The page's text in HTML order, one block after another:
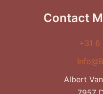
Contact
+31 6
Albert